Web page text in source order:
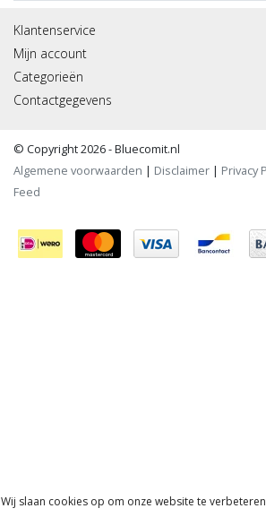
Klantenservice
Mijn account
Categorieën
Contactgegevens
© Copyright 2026 - Bluecomit.nl
Algemene voorwaarden | Disclaimer | Privacy
Feed
Wij slaan cookies op om onze website te